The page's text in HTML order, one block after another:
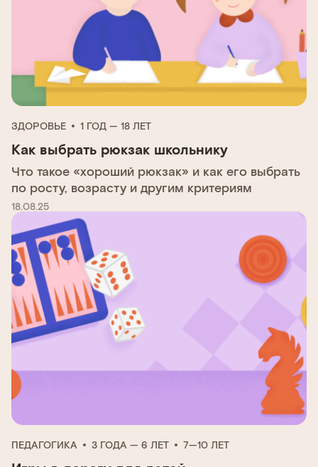
ЗДОРОВЬЕ 1 ГОД — 18 ЛЕТ
Как выбрать рюкзак школьнику
Что такое «хороший рюкзак» и как его выбрать
по росту, возрасту и другим критериям
18.08.25
ПЕДАГОГИКА 3 ГОДА — 6 ЛЕТ 7—10 ЛЕТ